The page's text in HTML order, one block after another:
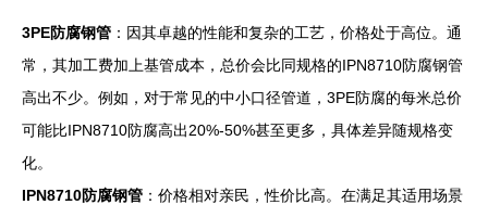
3PE防腐钢管 ：因其卓越的性能和复杂的工艺，价格处于高位。通
常，其加工费加上基管成本，总价会比同规格的IPN8710防腐钢管
高出不少。例如，对于常见的中小口径管道，3PE防腐的每米总价
可能比IPN8710防腐高出20%-50%甚至更多，具体差异随规格变
化。
IPN8710防腐钢管 ：价格相对亲民，性价比高。在满足其适用场景